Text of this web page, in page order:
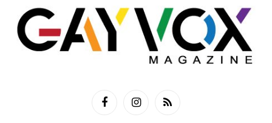
FacebookInstagramRSS